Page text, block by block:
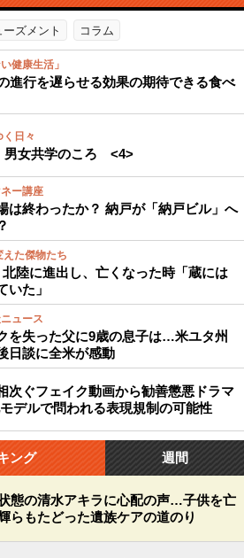
ーズメント コラム
健康生活」
進行を遅らせる効果の期待できる食べ
日々
女共学のころ <4>
ー講座
は終わったか？ 納戸が「納戸ビル」へ
た傑物たち
北陸に進出し、亡くなった時「蔵には
いた」
ュース
を失った父に9歳の息子は…米ユタ州
日談に全米が感動
次ぐフェイク動画から勧善懲悪ドラマ
デルで問われる表現規制の可能性
ング 週間
態の清水アキラに心配の声…子供を亡
らもたどった遺族ケアの道のり